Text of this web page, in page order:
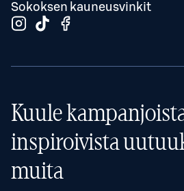
Sokoksen kauneusvinkit
Kuule
inspiroivista
muita